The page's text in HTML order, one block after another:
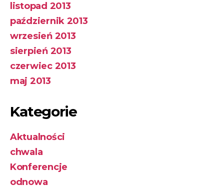
listopad 2013
październik 2013
wrzesień 2013
sierpień 2013
czerwiec 2013
maj 2013
Kategorie
Aktualności
chwala
Konferencje
odnowa